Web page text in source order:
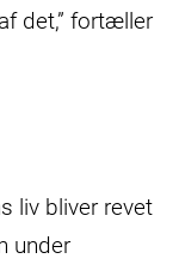
det,” fortæller
liv bliver revet
under